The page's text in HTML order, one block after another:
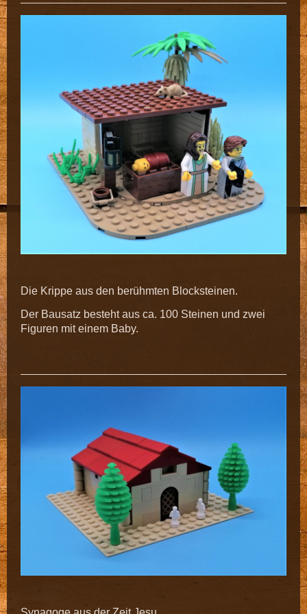
Die Krippe aus den berühmten Blocksteinen.
Der Bausatz besteht aus ca. 100 Steinen und zwei
Figuren mit einem Baby.